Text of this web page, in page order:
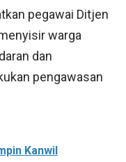
pegawai Ditjen
warga
dan
pengawasan
Kanwil